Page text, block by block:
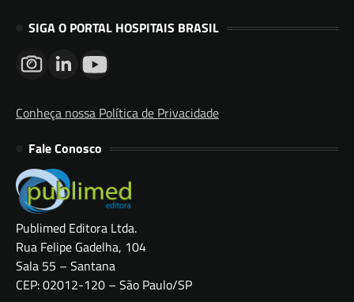
SIGA O PORTAL HOSPITAIS BRASIL
Conheça nossa Política de Privacidade
Fale Conosco
Publimed Editora Ltda.
Rua Felipe Gadelha, 104
Sala 55 – Santana
CEP: 02012-120 – São Paulo/SP